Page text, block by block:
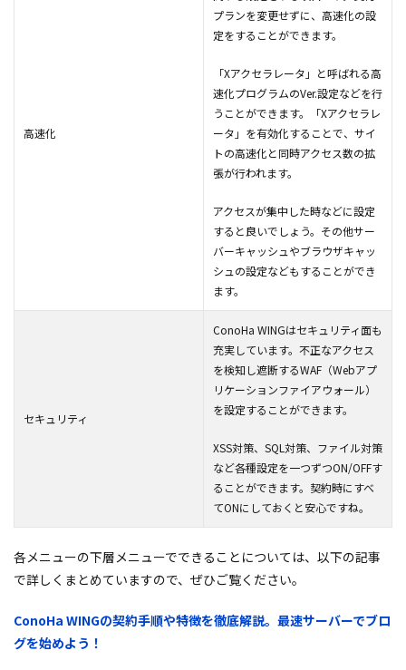
高速化
プランを変更せずに、高速化の設
定をすることができます。
「Xアクセラレータ」と呼ばれる高
速化プログラムのVer.設定などを行
うことができます。「Xアクセラレ
ータ」を有効化することで、サイ
トの高速化と同時アクセス数の拡
張が行われます。
アクセスが集中した時などに設定
すると良いでしょう。その他サー
バーキャッシュやブラウザキャッ
シュの設定などもすることができ
ます。
セキュリティ
ConoHa WINGはセキュリティ面も
充実しています。不正なアクセス
を検知し遮断するWAF（Webアプ
リケーションファイアウォール）
を設定することができます。
XSS対策、SQL対策、ファイル対策
など各種設定を一つずつON/OFFす
ることができます。契約時にすべ
てONにしておくと安心ですね。
各メニューの下層メニューでできることについては、以下の記事
で詳しくまとめていますので、ぜひご覧ください。
ConoHa WINGの契約手順や特徴を徹底解説。最速サーバーでブロ
グを始めよう！